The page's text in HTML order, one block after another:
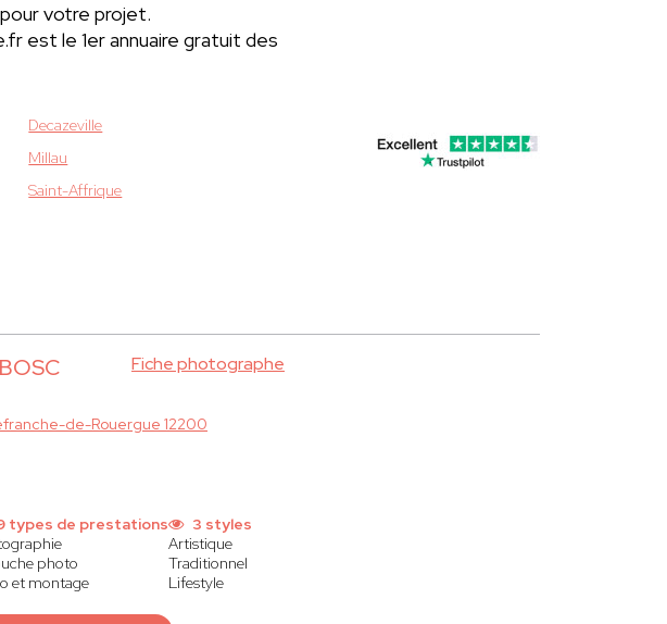
votre projet.
est le 1er annuaire gratuit des
Decazeville
Millau
Saint-Affrique
Fiche photographe
de-Rouergue 12200
types de prestations
photo
et montage
3 styles
Artistique
Traditionnel
Lifestyle